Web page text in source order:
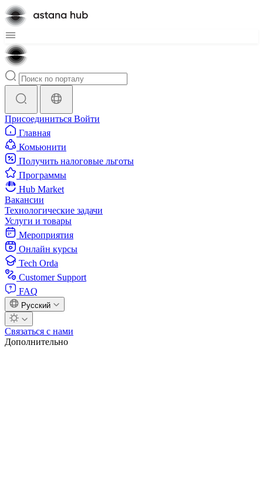
Присоединиться Войти
Главная
Комьюнити
Получить налоговые льготы
Программы
Hub Market
Вакансии
Технологические задачи
Услуги и товары
Мероприятия
Онлайн курсы
Tech Orda
Customer Support
FAQ
Русский
Связаться с нами
Дополнительно